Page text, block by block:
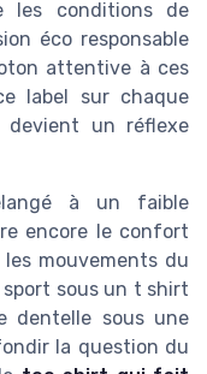
les conditions de
éco responsable
attentive à ces
label sur chaque
un réflexe
à un faible
encore le confort
mouvements du
sport sous un t shirt
dentelle sous une
la question du